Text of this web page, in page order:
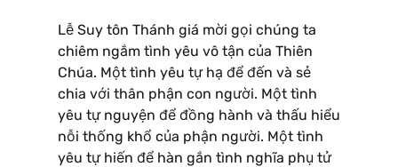
Lễ Suy tôn Thánh giá mời gọi chúng ta
chiêm ngắm tình yêu vô tận của Thiên
Chúa. Một tình yêu tự hạ để đến và sẻ
chia với thân phận con người. Một tình
yêu tự nguyện để đồng hành và thấu hiểu
nỗi thống khổ của phận người. Một tình
yêu tự hiến để hàn gắn tình nghĩa phụ tử